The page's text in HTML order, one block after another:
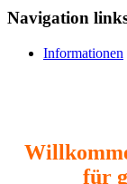
Navigation
Informationen
für